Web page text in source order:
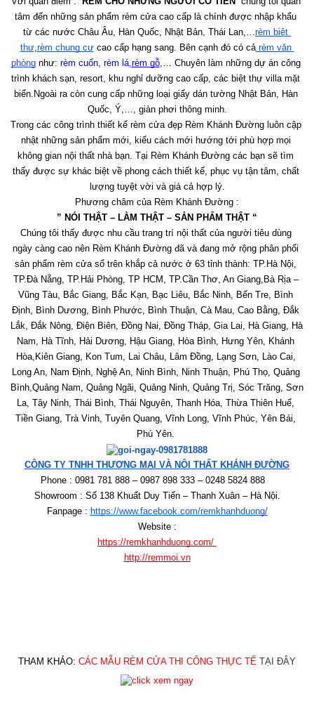
tâm đến những sản phẩm rèm cửa cao cấp là chính được nhập khẩu
từ các nước Châu Âu, Hàn Quốc, Nhật Bản, Thái Lan,…rèm biệt
thự,rèm chung cư cao cấp hạng sang. Bên cạnh đó có cả rèm văn
phòng như: rèm cuốn, rèm lá,rèm gỗ,… Chuyên làm những dự án công
trình khách sạn, resort, khu nghỉ dưỡng cao cấp, các biệt thự villa mặt
biển.Ngoài ra còn cung cấp những loại giấy dán tường Nhật Bản, Hàn
Quốc, Ý,…, giàn phơi thông minh.
Trong các công trình thiết kế rèm cửa đẹp Rèm Khánh Đường luôn cập
nhật những sản phẩm mới, kiểu cách mới hướng tới phù hợp mọi
không gian nội thất nhà bạn. Tại Rèm Khánh Đường các bạn sẽ tìm
thấy được sự khác biệt về phong cách thiết kế, phục vụ tận tâm, chất
lượng tuyệt vời và giá cả hợp lý.
Phương châm của Rèm Khánh Đường :
” NÓI THẬT – LÀM THẬT – SẢN PHẨM THẬT “
Chúng tôi thấy được nhu cầu trang trí nội thất của người tiêu dùng
ngày càng cao nên Rèm Khánh Đường đã và đang mở rộng phân phối
sản phẩm rèm cửa sổ trên khắp cả nước ở 63 tỉnh thành: TP.Hà Nội,
TP.Đà Nẵng, TP.Hải Phòng, TP HCM, TP.Cần Thơ, An Giang,Bà Rịa –
Vũng Tàu, Bắc Giang, Bắc Kạn, Bạc Liêu, Bắc Ninh, Bến Tre, Bình
Định, Bình Dương, Bình Phước, Bình Thuận, Cà Mau, Cao Bằng, Đắk
Lắk, Đắk Nông, Điện Biên, Đồng Nai, Đồng Tháp, Gia Lai, Hà Giang, Hà
Nam, Hà Tĩnh, Hải Dương, Hậu Giang, Hòa Bình, Hưng Yên, Khánh
Hòa,Kiên Giang, Kon Tum, Lai Châu, Lâm Đồng, Lạng Sơn, Lào Cai,
Long An, Nam Định, Nghệ An, Ninh Bình, Ninh Thuận, Phú Thọ, Quảng
Bình,Quảng Nam, Quảng Ngãi, Quảng Ninh, Quảng Trị, Sóc Trăng, Sơn
La, Tây Ninh, Thái Bình, Thái Nguyên, Thanh Hóa, Thừa Thiên Huế,
Tiền Giang, Trà Vinh, Tuyên Quang, Vĩnh Long, Vĩnh Phúc, Yên Bái,
Phú Yên.
CÔNG TY TNHH THƯƠNG MẠI VÀ NỘI THẤT KHÁNH ĐƯỜNG
Phone : 0981 781 888 – 0987 898 333 – 0248 5824 888
Showroom : Số 138 Khuất Duy Tiến – Thanh Xuân – Hà Nội.
Fanpage : https://www.facebook.com/remkhanhduong/
Website :
https://remkhanhduong.com/
http://remmoi.vn
THAM KHẢO: CÁC MẪU RÈM CỬA THI CÔNG THỰC TẾ TẠI ĐÂY